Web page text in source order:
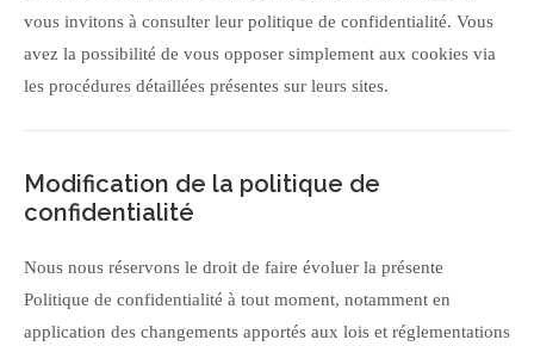
vous invitons à consulter leur politique de confidentialité. Vous
avez la possibilité de vous opposer simplement aux cookies via
les procédures détaillées présentes sur leurs sites.
Modification de la politique de
confidentialité
Nous nous réservons le droit de faire évoluer la présente
Politique de confidentialité à tout moment, notamment en
application des changements apportés aux lois et réglementations